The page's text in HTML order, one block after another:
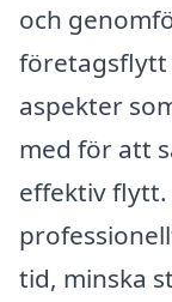
och
företagsflytt
aspekter
med för att
effektiv
tid, minska